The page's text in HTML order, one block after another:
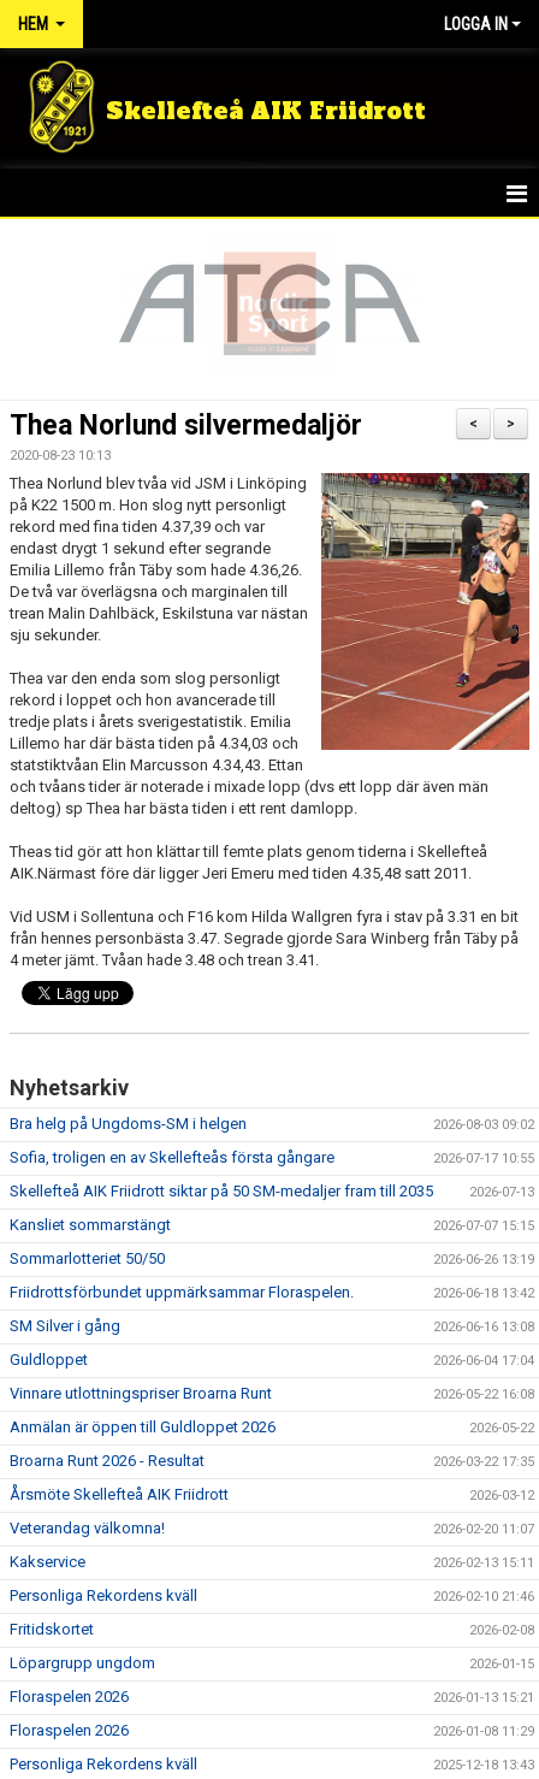
HEM LOGGA IN
Skellefteå AIK Friidrott
DOKUMENT
GULDLOPPET
MINIORLANDSLAGET
>
<
Thea Norlund silvermedaljör
2020-08-23 10:13
Thea Norlund blev tvåa vid JSM i Linköping
på K22 1500 m. Hon slog nytt personligt
rekord med fina tiden 4.37,39 och var
endast drygt 1 sekund efter segrande
Emilia Lillemo från Täby som hade 4.36,26.
De två var överlägsna och marginalen till
trean Malin Dahlbäck, Eskilstuna var nästan
sju sekunder.
Thea var den enda som slog personligt
rekord i loppet och hon avancerade till
tredje plats i årets sverigestatistik. Emilia
Lillemo har där bästa tiden på 4.34,03 och
statstiktvåan Elin Marcusson 4.34,43. Ettan
och tvåans tider är noterade i mixade lopp (dvs ett lopp där även män
deltog) sp Thea har bästa tiden i ett rent damlopp.
Theas tid gör att hon klättar till femte plats genom tiderna i Skellefteå
AIK.Närmast före där ligger Jeri Emeru med tiden 4.35,48 satt 2011.
Vid USM i Sollentuna och F16 kom Hilda Wallgren fyra i stav på 3.31 en bit
från hennes personbästa 3.47. Segrade gjorde Sara Winberg från Täby på
4 meter jämt. Tvåan hade 3.48 och trean 3.41.
Nyhetsarkiv
Bra helg på Ungdoms-SM i helgen 2026-08-03 09:02
Sofia, troligen en av Skellefteås första gångare 2026-07-17 10:55
Skellefteå AIK Friidrott siktar på 50 SM-medaljer fram till 2035 2026-07-13
Kansliet sommarstängt 2026-07-07 15:15
Sommarlotteriet 50/50 2026-06-26 13:19
Friidrottsförbundet uppmärksammar Floraspelen. 2026-06-18 13:42
SM Silver i gång 2026-06-16 13:08
Guldloppet 2026-06-04 17:04
Vinnare utlottningspriser Broarna Runt 2026-05-22 16:08
Anmälan är öppen till Guldloppet 2026 2026-05-22
Broarna Runt 2026 - Resultat 2026-03-22 17:35
Årsmöte Skellefteå AIK Friidrott 2026-03-12
Veterandag välkomna! 2026-02-20 11:07
Kakservice 2026-02-13 15:11
Personliga Rekordens kväll 2026-02-10 21:46
Fritidskortet 2026-02-08
Löpargrupp ungdom 2026-01-15
Floraspelen 2026 2026-01-13 15:21
Floraspelen 2026 2026-01-08 11:29
Personliga Rekordens kväll 2025-12-18 13:43